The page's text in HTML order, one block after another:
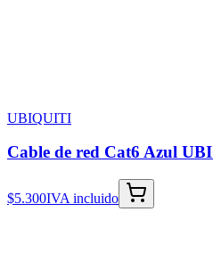
UBIQUITI
Cable de red Cat6 Azul
$5.300IVA incluido